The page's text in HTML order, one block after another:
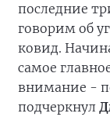
последние
говорим об
ковид.
самое
внимание -
подчеркнул